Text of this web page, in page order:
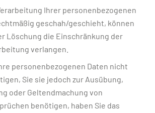
Ihrer personenbezogenen
geschah/geschieht, können
Löschung die Einschränkung der
verlangen.
personenbezogenen Daten nicht
Sie sie jedoch zur Ausübung,
oder Geltendmachung von
benötigen, haben Sie das